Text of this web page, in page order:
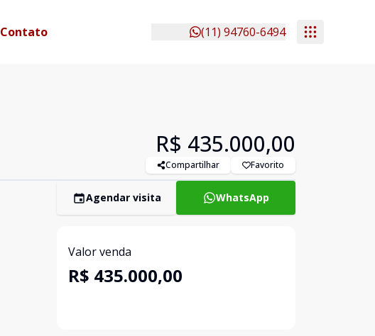
Contato (11) 94760-6494
R$ 435.000,00
Compartilhar Favorito
Agendar visita WhatsApp
Valor venda
R$ 435.000,00